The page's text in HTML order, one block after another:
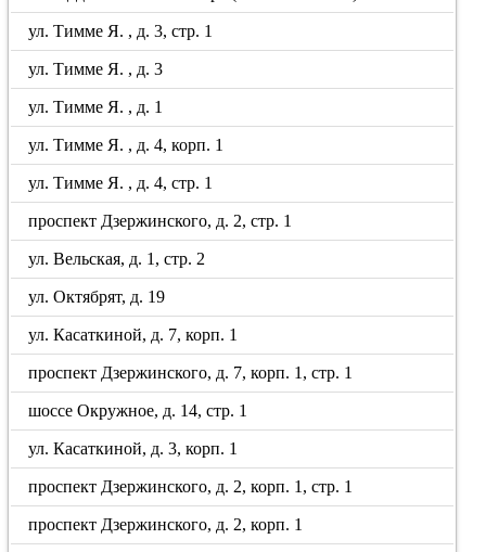
ул. Тимме Я. , д. 3, стр. 1
ул. Тимме Я. , д. 3
ул. Тимме Я. , д. 1
ул. Тимме Я. , д. 4, корп. 1
ул. Тимме Я. , д. 4, стр. 1
проспект Дзержинского, д. 2, стр. 1
ул. Вельская, д. 1, стр. 2
ул. Октябрят, д. 19
ул. Касаткиной, д. 7, корп. 1
проспект Дзержинского, д. 7, корп. 1, стр. 1
шоссе Окружное, д. 14, стр. 1
ул. Касаткиной, д. 3, корп. 1
проспект Дзержинского, д. 2, корп. 1, стр. 1
проспект Дзержинского, д. 2, корп. 1